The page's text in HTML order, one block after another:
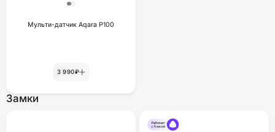
Мульти-датчик Aqara P100
3 990₽
Замки